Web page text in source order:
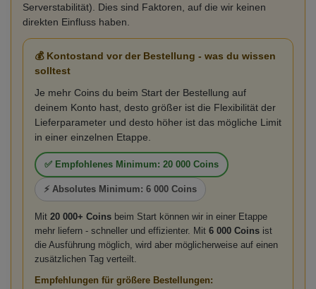
Serverstabilität). Dies sind Faktoren, auf die wir keinen
direkten Einfluss haben.
💰 Kontostand vor der Bestellung - was du wissen
solltest
Je mehr Coins du beim Start der Bestellung auf
deinem Konto hast, desto größer ist die Flexibilität der
Lieferparameter und desto höher ist das mögliche Limit
in einer einzelnen Etappe.
✅ Empfohlenes Minimum: 20 000 Coins
⚡ Absolutes Minimum: 6 000 Coins
Mit 20 000+ Coins beim Start können wir in einer Etappe
mehr liefern - schneller und effizienter. Mit 6 000 Coins ist
die Ausführung möglich, wird aber möglicherweise auf einen
zusätzlichen Tag verteilt.
Empfehlungen für größere Bestellungen: